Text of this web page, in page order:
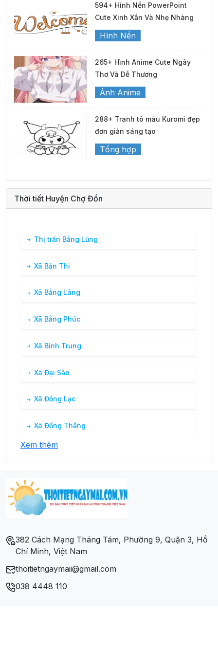
594+ Hình Nền PowerPoint
Cute Xinh Xắn Và Nhẹ Nhàng
Hình Nền
265+ Hình Anime Cute Ngây
Thơ Và Dễ Thương
Ảnh Anime
288+ Tranh tô màu Kuromi đẹp
đơn giản sáng tạo
Tổng hợp
Thời tiết Huyện Chợ Đồn
Thị trấn Bằng Lũng
Xã Bản Thi
Xã Bằng Lãng
Xã Bằng Phúc
Xã Bình Trung
Xã Đại Sảo
Xã Đồng Lạc
Xã Đồng Thắng
Xã Nghĩa Tá
Xã Phương Viên
Xã Quảng Bạch
Xem thêm
382 Cách Mạng Tháng Tám, Phường 9, Quận 3, Hồ
Chí Minh, Việt Nam
thoitietngaymaii@gmail.com
038 4448 110